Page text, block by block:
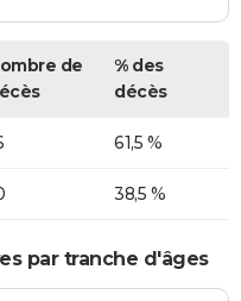
de
% des
décès
61,5 %
38,5 %
par tranche d'âges